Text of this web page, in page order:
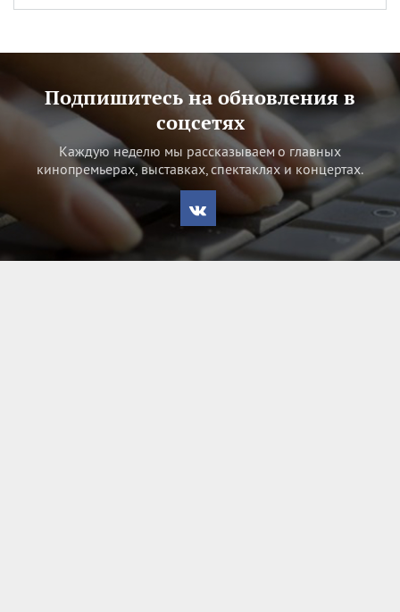
Подпишитесь на обновления в
соцсетях
Каждую неделю мы рассказываем о главных
кинопремьерах, выставках, спектаклях и концертах.